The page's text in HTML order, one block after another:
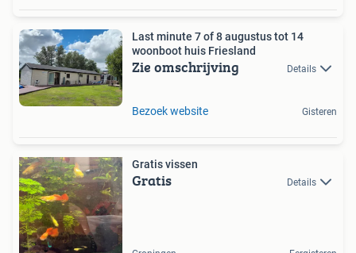
Last minute 7 of 8 augustus tot 14
woonboot huis Friesland
Zie omschrijving Details
Bezoek website Gisteren
Gratis vissen
Gratis Details